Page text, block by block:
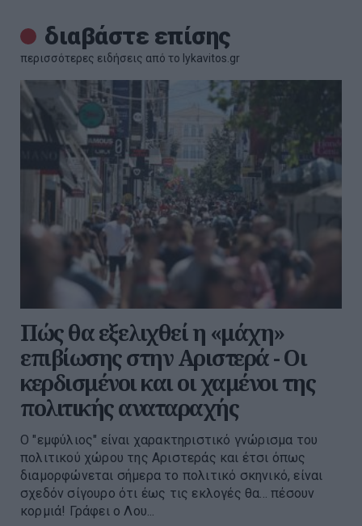
διαβάστε επίσης
περισσότερες ειδήσεις από το lykavitos.gr
Πώς θα εξελιχθεί η «μάχη»
επιβίωσης στην Αριστερά - Οι
κερδισμένοι και οι χαμένοι της
πολιτικής αναταραχής
Ο "εμφύλιος" είναι χαρακτηριστικό γνώρισμα του
πολιτικού χώρου της Αριστεράς και έτσι όπως
διαμορφώνεται σήμερα το πολιτικό σκηνικό, είναι
σχεδόν σίγουρο ότι έως τις εκλογές θα... πέσουν
κορμιά! Γράφει ο Λου...